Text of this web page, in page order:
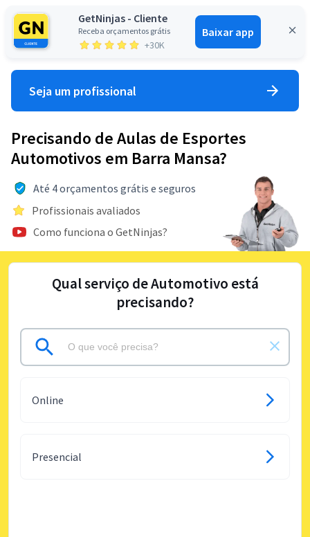
GetNinjas - Cliente
Receba orçamentos grátis
+30K
Baixar app
Entrar
Seja um profissional
Precisando de Aulas de Esportes
Automotivos em Barra Mansa?
Até 4 orçamentos grátis e seguros
Profissionais avaliados
Como funciona o GetNinjas?
Qual serviço de Automotivo está
precisando?
Online
Presencial